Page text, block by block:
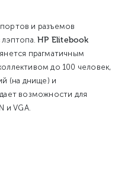
и разъемов
лэптопа.HP Elitebook
прагматичным
до 100 человек,
(на днище) и
возможности для
и VGA.